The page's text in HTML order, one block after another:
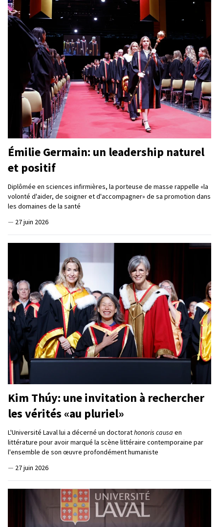
Émilie Germain: un leadership naturel
et positif
Diplômée en sciences infirmières, la porteuse de masse rappelle «la
volonté d'aider, de soigner et d'accompagner» de sa promotion dans
les domaines de la santé
— 27 juin 2026
Kim Thúy: une invitation à rechercher
les vérités «au pluriel»
L'Université Laval lui a décerné un doctorathonoris causa en
littérature pour avoir marqué la scène littéraire contemporaine par
l'ensemble de son œuvre profondément humaniste
— 27 juin 2026